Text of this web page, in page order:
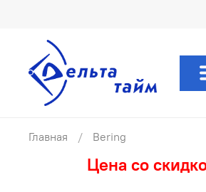
Главная Bering
Цена со